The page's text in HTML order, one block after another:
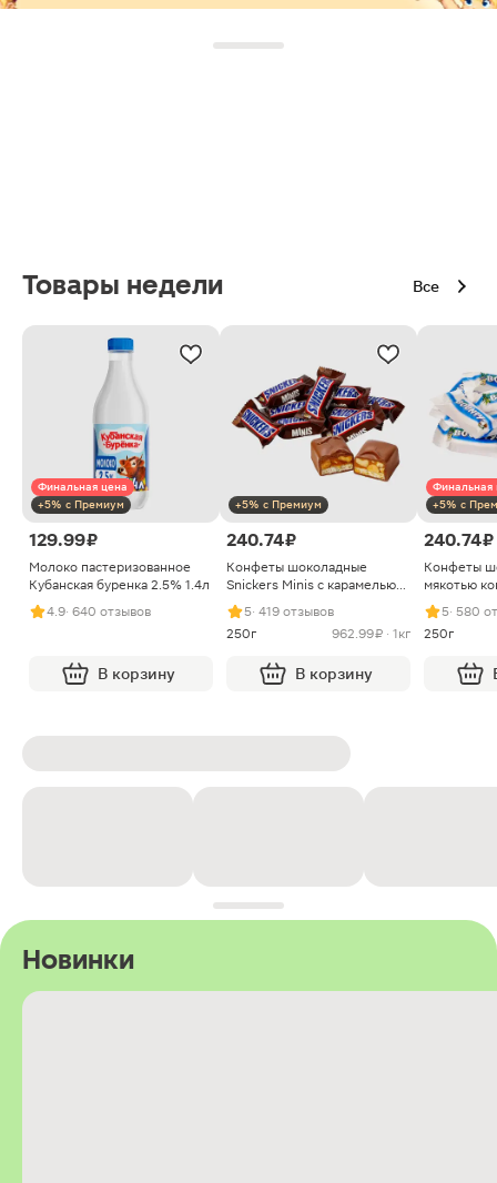
Товары недели Все
Финальная цена
+5% с Премиум
129.99 ₽
Молоко пастеризованное
Кубанская буренка 2.5% 1.4л
4.9· 640 отзывов
В корзину
+5% с Премиум
240.74 ₽
Конфеты шоколадные
Snickers Minis с карамелью
арахисом и нугой
5· 419 отзывов
250г
962.99 ₽ · 1кг
В корзину
Финальная
+5% с
240.74 ₽
Конфеты
мякотью
5· 580
250г
Новинки